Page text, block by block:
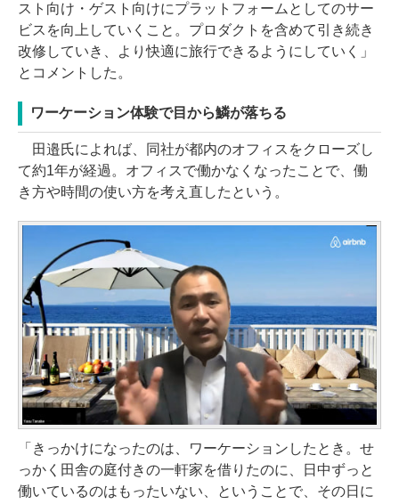
スト向け・ゲスト向けにプラットフォームとしてのサー
ビスを向上していくこと。プロダクトを含めて引き続き
改修していき、より快適に旅行できるようにしていく」
とコメントした。
ワーケーション体験で目から鱗が落ちる
田邉氏によれば、同社が都内のオフィスをクローズし
て約1年が経過。オフィスで働かなくなったことで、働
き方や時間の使い方を考え直したという。
「きっかけになったのは、ワーケーションしたとき。せ
っかく田舎の庭付きの一軒家を借りたのに、日中ずっと
働いているのはもったいない、ということで、その日に